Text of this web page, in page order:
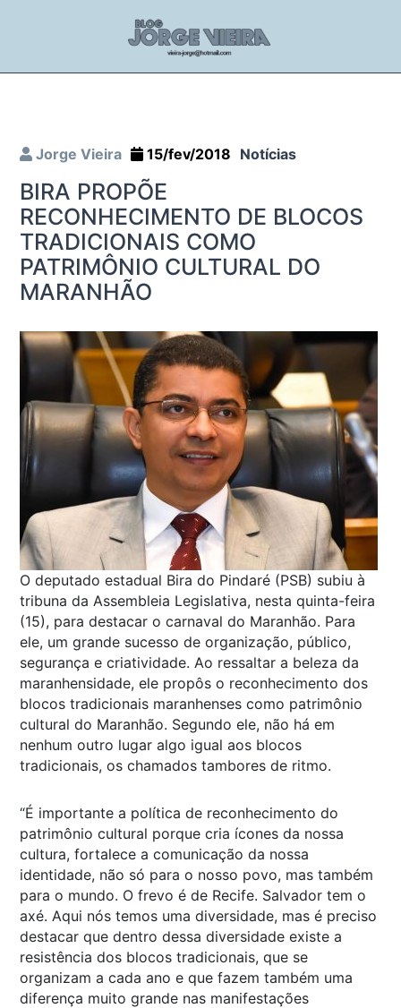
Jorge Vieira 15/fev/2018 Notícias
BIRA PROPÕE
RECONHECIMENTO DE BLOCOS
TRADICIONAIS COMO
PATRIMÔNIO CULTURAL DO
MARANHÃO
O deputado estadual Bira do Pindaré (PSB) subiu à
tribuna da Assembleia Legislativa, nesta quinta-feira
(15), para destacar o carnaval do Maranhão. Para
ele, um grande sucesso de organização, público,
segurança e criatividade. Ao ressaltar a beleza da
maranhensidade, ele propôs o reconhecimento dos
blocos tradicionais maranhenses como patrimônio
cultural do Maranhão. Segundo ele, não há em
nenhum outro lugar algo igual aos blocos
tradicionais, os chamados tambores de ritmo.
“É importante a política de reconhecimento do
patrimônio cultural porque cria ícones da nossa
cultura, fortalece a comunicação da nossa
identidade, não só para o nosso povo, mas também
para o mundo. O frevo é de Recife. Salvador tem o
axé. Aqui nós temos uma diversidade, mas é preciso
destacar que dentro dessa diversidade existe a
resistência dos blocos tradicionais, que se
organizam a cada ano e que fazem também uma
diferença muito grande nas manifestações